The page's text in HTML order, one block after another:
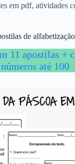
em pdf, atividades
de
11 apostilas +
até 100